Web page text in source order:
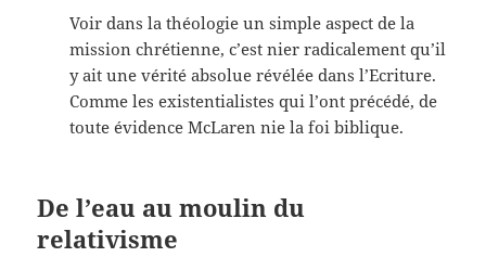
Voir dans la théologie un simple aspect de la
mission chrétienne, c’est nier radicalement qu’il
y ait une vérité absolue révélée dans l’Ecriture.
Comme les existentialistes qui l’ont précédé, de
toute évidence McLaren nie la foi biblique.
De l’eau au moulin du
relativisme